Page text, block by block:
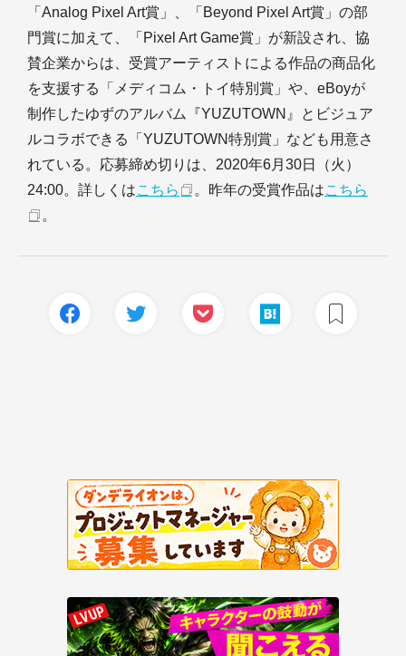
「Analog Pixel Art賞」、「Beyond Pixel Art賞」の部
門賞に加えて、「Pixel Art Game賞」が新設され、協
賛企業からは、受賞アーティストによる作品の商品化
を支援する「メディコム・トイ特別賞」や、eBoyが
制作したゆずのアルバム『YUZUTOWN』とビジュア
ルコラボできる「YUZUTOWN特別賞」なども用意さ
れている。応募締め切りは、2020年6月30日（火）
24:00。詳しくはこちら 。昨年の受賞作品はこちら
。